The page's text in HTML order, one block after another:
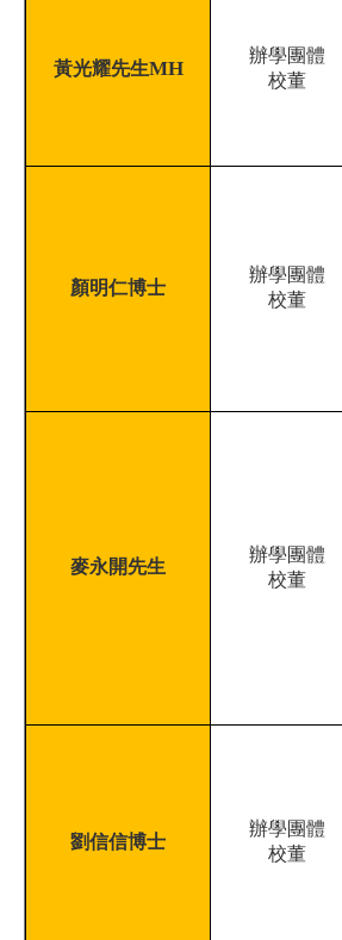
黃光耀先生MH
辦學團體
校董
顏明仁博士
辦學團體
校董
麥永開先生
辦學團體
校董
劉信信博士
辦學團體
校董